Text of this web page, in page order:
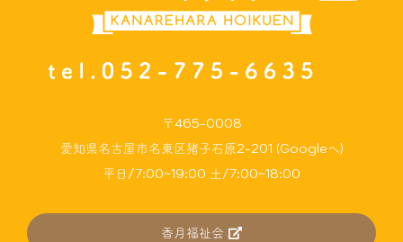
〒465-0008
愛知県名古屋市名東区猪子石原2-201 (Googleへ)
平日/7:00~19:00 土/7:00~18:00
香月福祉会